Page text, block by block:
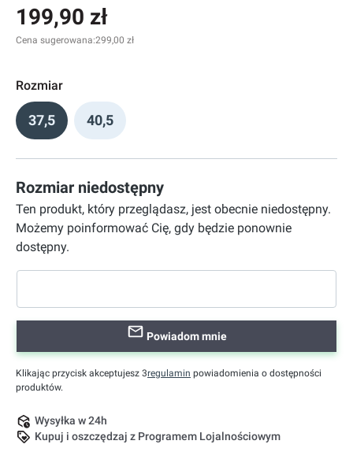
199,90 zł
Cena sugerowana:299,00 zł
Rozmiar
37,5 40,5
Rozmiar niedostępny
Ten produkt, który przeglądasz, jest obecnie niedostępny.
Możemy poinformować Cię, gdy będzie ponownie
dostępny.
Powiadom mnie
Klikając przycisk akceptujesz 3regulamin powiadomienia o dostępności
produktów.
Wysyłka w 24h
Kupuj i oszczędzaj z Programem Lojalnościowym